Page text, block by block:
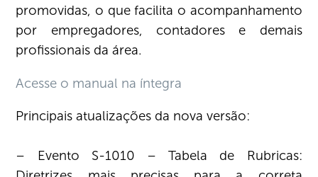
promovidas, o que facilita o acompanhamento
por empregadores, contadores e demais
profissionais da área.
Acesse o manual na íntegra
Principais atualizações da nova versão:
– Evento S-1010 – Tabela de Rubricas: